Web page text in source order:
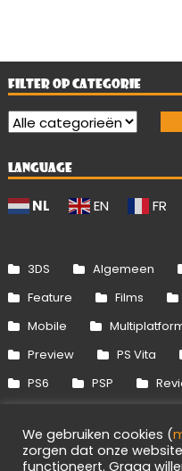
FILTER OP CATEGORIE
LANGUAGE
NL EN FR
3DS Algemeen
Feature
Films
Mobile
Preview
PS Vita
PS6
PSP
Xbox 360
Xbox One
We gebruiken cookies (
zorgen dat onze
functioneert. Graag